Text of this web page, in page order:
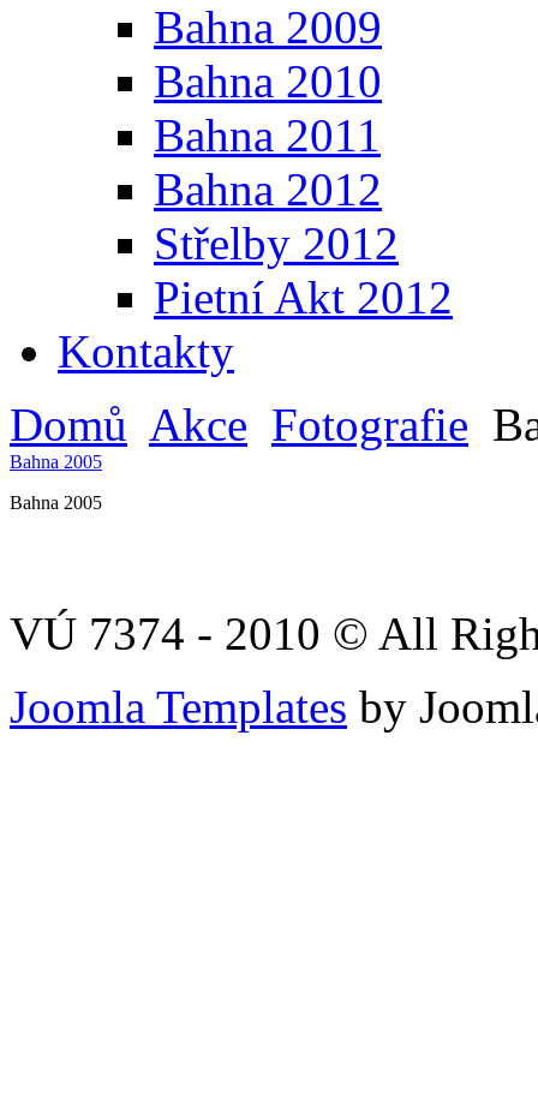
Bahna 2009
Bahna 2010
Bahna 2011
Bahna 2012
Střelby 2012
Pietní Akt 2012
Kontakty
Domů Akce Fotografie
Bahna 2005
Bahna 2005
VÚ 7374 - 2010 © All
Joomla Templates by